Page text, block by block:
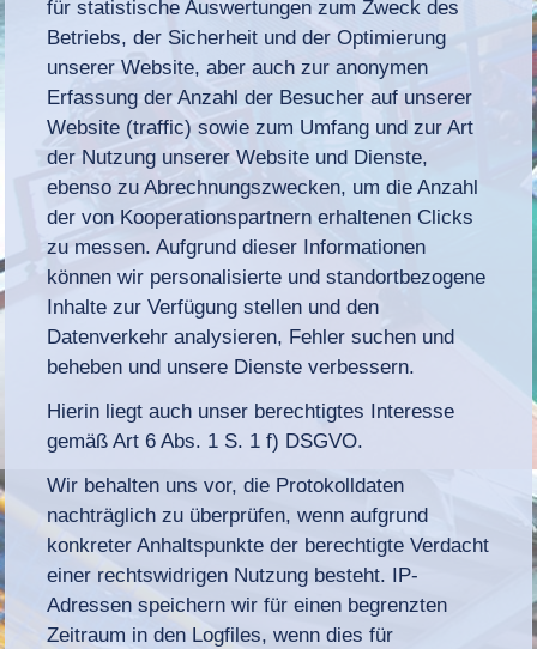
für statistische Auswertungen zum Zweck des
Betriebs, der Sicherheit und der Optimierung
unserer Website, aber auch zur anonymen
Erfassung der Anzahl der Besucher auf unserer
Website (traffic) sowie zum Umfang und zur Art
der Nutzung unserer Website und Dienste,
ebenso zu Abrechnungszwecken, um die Anzahl
der von Kooperationspartnern erhaltenen Clicks
zu messen. Aufgrund dieser Informationen
können wir personalisierte und standortbezogene
Inhalte zur Verfügung stellen und den
Datenverkehr analysieren, Fehler suchen und
beheben und unsere Dienste verbessern.
Hierin liegt auch unser berechtigtes Interesse
gemäß Art 6 Abs. 1 S. 1 f) DSGVO.
Wir behalten uns vor, die Protokolldaten
nachträglich zu überprüfen, wenn aufgrund
konkreter Anhaltspunkte der berechtigte Verdacht
einer rechtswidrigen Nutzung besteht. IP-
Adressen speichern wir für einen begrenzten
Zeitraum in den Logfiles, wenn dies für